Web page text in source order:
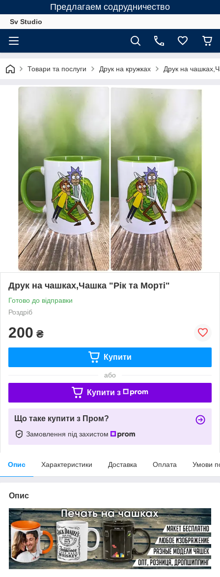
Предлагаем содрудничество
Sv Studio
Товари та послуги Друк на кружках Друк на
Друк на чашках,Чашка "Рік та Морті"
Готово до відправки
Роздріб
200 ₴
Купити
або
Купити з
Що таке купити з Пром?
Замовлення під захистом
Опис Характеристики Доставка Оплата Умови
Опис